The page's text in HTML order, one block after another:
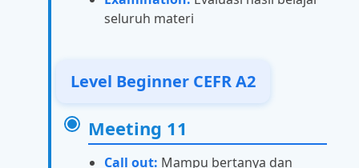
seluruh materi
Level Beginner CEFR A2
Meeting 11
Call out: Mampu bertanya dan